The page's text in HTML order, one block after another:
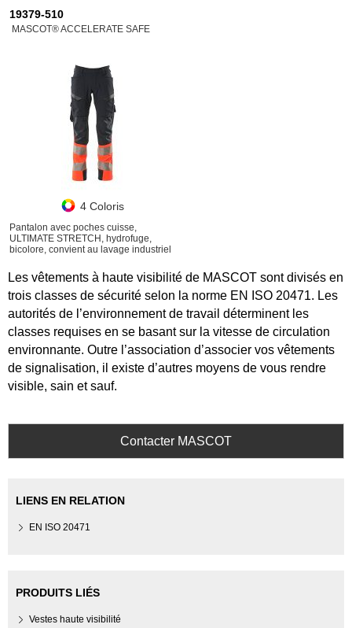
19379-510
MASCOT® ACCELERATE SAFE
4 Coloris
Pantalon avec poches cuisse,
ULTIMATE STRETCH, hydrofuge,
bicolore, convient au lavage industriel
Les vêtements à haute visibilité de MASCOT sont divisés en
trois classes de sécurité selon la norme EN ISO 20471. Les
autorités de l’environnement de travail déterminent les
classes requises en se basant sur la vitesse de circulation
environnante. Outre l’association d’associer vos vêtements
de signalisation, il existe d’autres moyens de vous rendre
visible, sain et sauf.
Contacter MASCOT
LIENS EN RELATION
EN ISO 20471
PRODUITS LIÉS
Vestes haute visibilité